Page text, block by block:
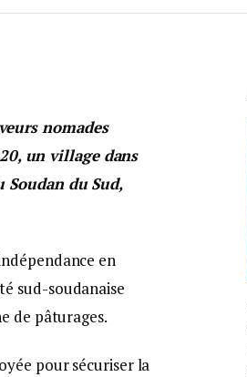
nomades
un village dans
du Sud,
en
sud-soudanaise
de pâturages.
pour sécuriser la